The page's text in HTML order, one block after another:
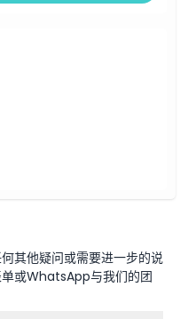
其他疑问或需要进一步的说
或WhatsApp与我们的团